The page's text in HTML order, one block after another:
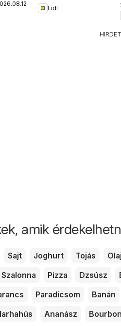
Lidl
amik
Sajt Joghurt Tojás Olaj
Szalonna Pizza Dzsúsz
Paradicsom Banán
Ananász